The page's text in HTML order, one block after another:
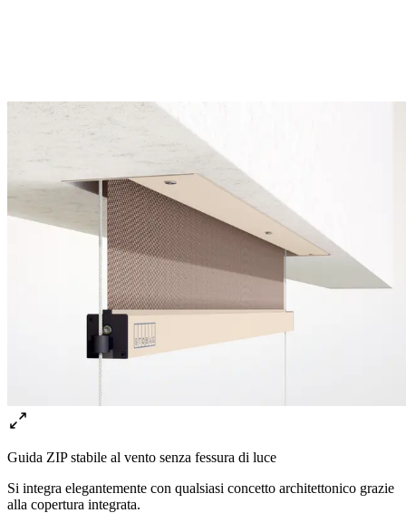
Guida ZIP stabile al vento senza fessura di luce
Si integra elegantemente con qualsiasi concetto architettonico grazie
alla copertura integrata.